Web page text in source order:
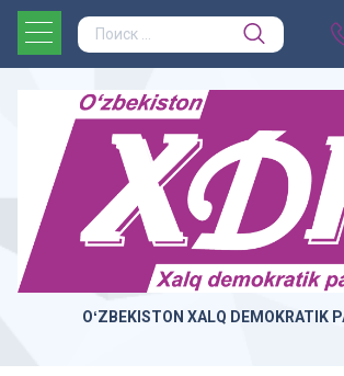
OʻZBEKISTON XALQ DEMOKRATIK